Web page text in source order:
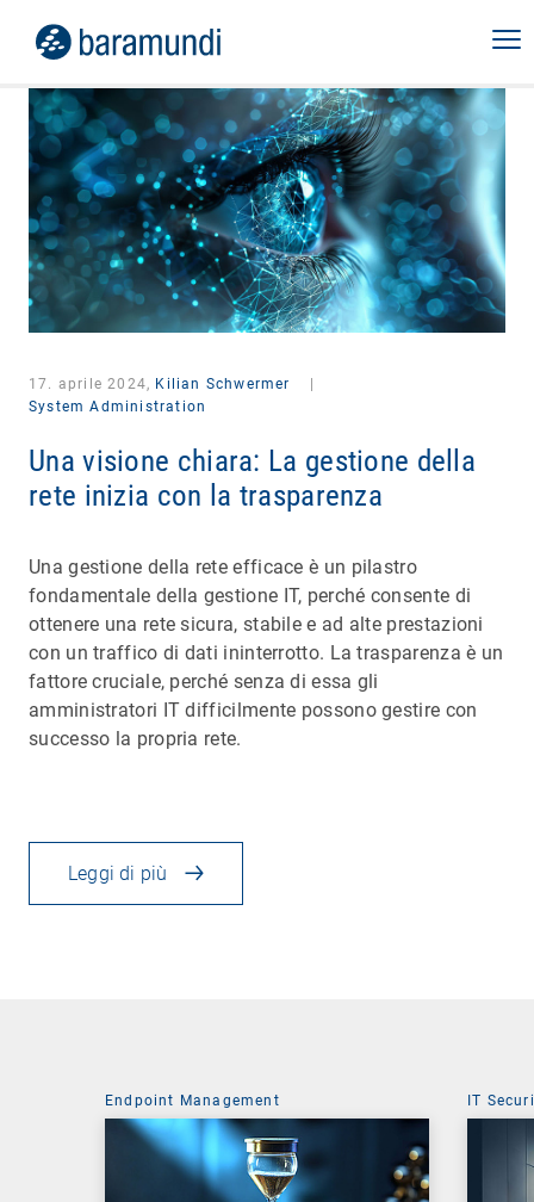
17. aprile 2024, Kilian Schwermer
System Administration
Una visione chiara: La gestione della
rete inizia con la trasparenza
Una gestione della rete efficace è un pilastro
fondamentale della gestione IT, perché consente di
ottenere una rete sicura, stabile e ad alte prestazioni
con un traffico di dati ininterrotto. La trasparenza è un
fattore cruciale, perché senza di essa gli
amministratori IT difficilmente possono gestire con
successo la propria rete.
Leggi di più
Endpoint Management IT